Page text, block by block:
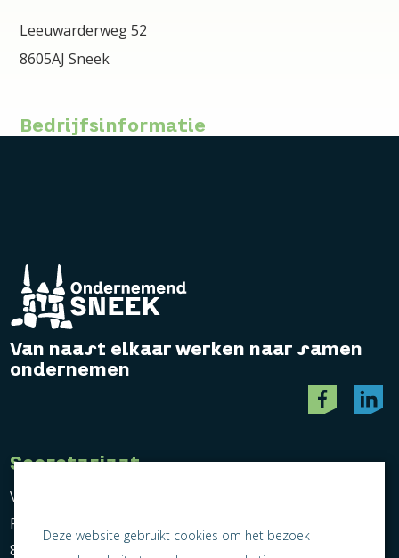
Leeuwarderweg 52
8605AJ Sneek
Bedrijfsinformatie
Van naast elkaar werken naar samen
ondernemen
Secretariaat
Vereniging Ondernemend Sneek
Postbus 464
8600 AL Sneek
Deze website gebruikt cookies om het bezoek